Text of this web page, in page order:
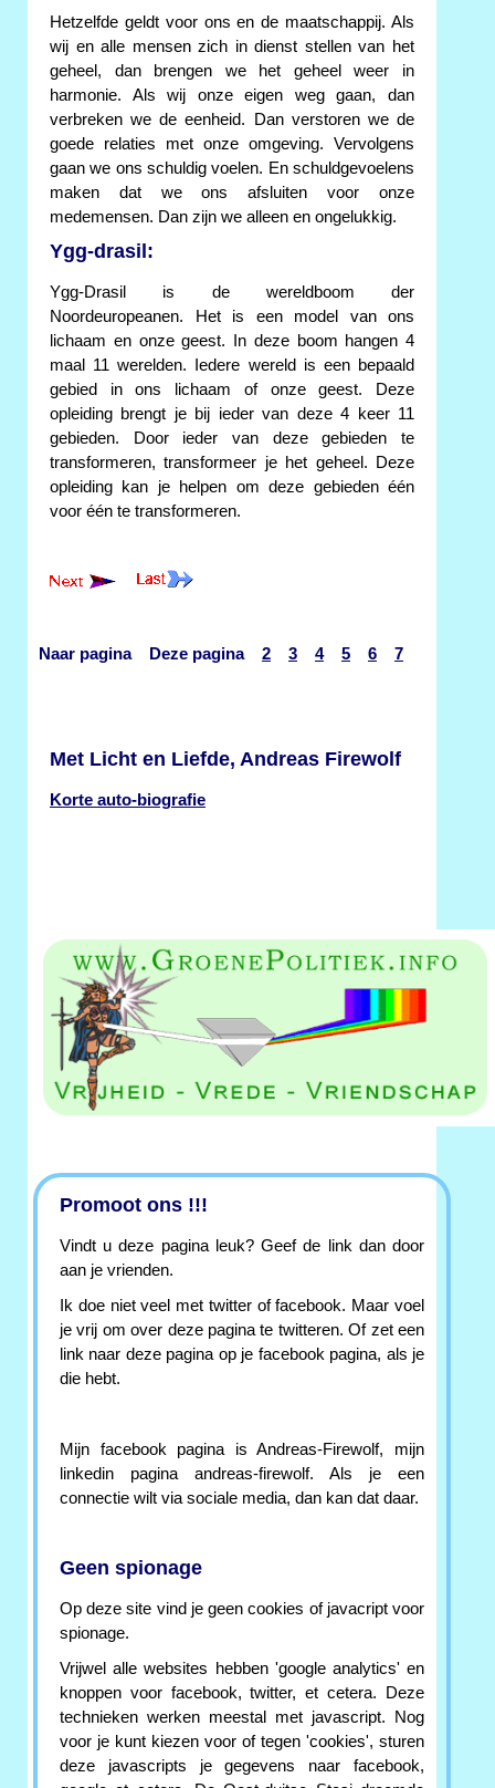
Hetzelfde geldt voor ons en de maatschappij. Als
wij en alle mensen zich in dienst stellen van het
geheel, dan brengen we het geheel weer in
harmonie. Als wij onze eigen weg gaan, dan
verbreken we de eenheid. Dan verstoren we de
goede relaties met onze omgeving. Vervolgens
gaan we ons schuldig voelen. En schuldgevoelens
maken dat we ons afsluiten voor onze
medemensen. Dan zijn we alleen en ongelukkig.
Ygg-drasil:
Ygg-Drasil is de wereldboom der
Noordeuropeanen. Het is een model van ons
lichaam en onze geest. In deze boom hangen 4
maal 11 werelden. Iedere wereld is een bepaald
gebied in ons lichaam of onze geest. Deze
opleiding brengt je bij ieder van deze 4 keer 11
gebieden. Door ieder van deze gebieden te
transformeren, transformeer je het geheel. Deze
opleiding kan je helpen om deze gebieden één
voor één te transformeren.
Naar pagina Deze pagina 2 3 4 5 6 7
Met Licht en Liefde, Andreas Firewolf
Korte auto-biografie
Promoot ons !!!
Vindt u deze pagina leuk? Geef de link dan door
aan je vrienden.
Ik doe niet veel met twitter of facebook. Maar voel
je vrij om over deze pagina te twitteren. Of zet een
link naar deze pagina op je facebook pagina, als je
die hebt.
Mijn facebook pagina is Andreas-Firewolf, mijn
linkedin pagina andreas-firewolf. Als je een
connectie wilt via sociale media, dan kan dat daar.
Geen spionage
Op deze site vind je geen cookies of javacript voor
spionage.
Vrijwel alle websites hebben 'google analytics' en
knoppen voor facebook, twitter, et cetera. Deze
technieken werken meestal met javascript. Nog
voor je kunt kiezen voor of tegen 'cookies', sturen
deze javascripts je gegevens naar facebook,